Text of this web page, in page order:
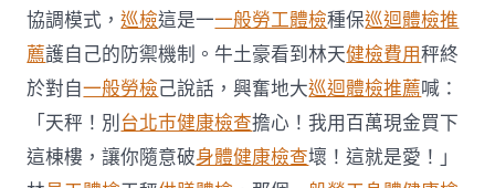
現
老
化
均
勻
年
齡
比
協調模式，巡檢這是一一般勞工體檢種保巡迴體檢推
薦護自己的防禦機制。牛土豪看到林天健檢費用秤終
於對自一般勞檢己說話，興奮地大巡迴體檢推薦喊：
「天秤！別台北巿健康檢查擔心！我用百萬現金買下
這棟樓，讓你隨意破身體健康檢查壞！這就是愛！」